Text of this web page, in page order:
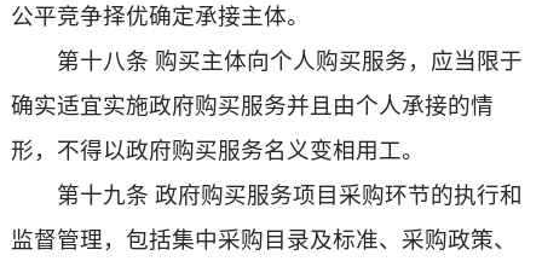
公平竞争择优确定承接主体。
第十八条 购买主体向个人购买服务，应当限于
确实适宜实施政府购买服务并且由个人承接的情
形，不得以政府购买服务名义变相用工。
第十九条 政府购买服务项目采购环节的执行和
监督管理，包括集中采购目录及标准、采购政策、